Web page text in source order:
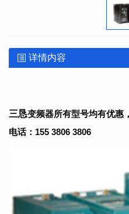
详情内容
三恳变频器所有型号均有优惠
电话：155 3806 3806